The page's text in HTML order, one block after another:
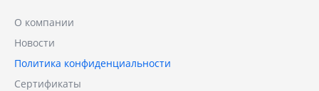
О компании
Новости
Политика конфиденциальности
Сертификаты